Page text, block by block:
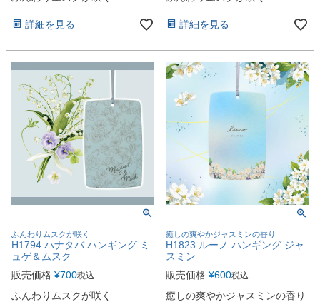
詳細を見る 詳細を見る
ふんわりムスクが咲く
H1794 ハナタバ ハンギング ミ
ュゲ＆ムスク
販売価格 ¥700税込
ふんわりムスクが咲く
癒しの爽やかジャスミンの香り
H1823 ルーノ ハンギング ジャ
スミン
販売価格 ¥600税込
癒しの爽やかジャスミンの香り